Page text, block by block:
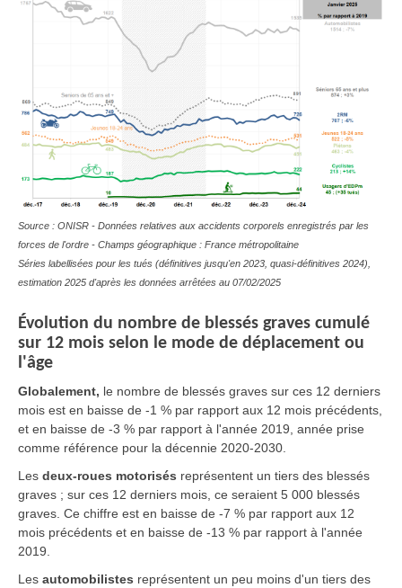
Source : ONISR - Données relatives aux accidents corporels enregistrés par les
forces de l'ordre - Champs géographique : France métropolitaine
Séries labellisées pour les tués (définitives jusqu'en 2023, quasi-définitives 2024),
estimation 2025 d'après les données arrêtées au 07/02/2025
Évolution du nombre de blessés graves cumulé
sur 12 mois selon le mode de déplacement ou
l'âge
Globalement, le nombre de blessés graves sur ces 12 derniers
mois est en baisse de -1 % par rapport aux 12 mois précédents,
et en baisse de -3 % par rapport à l'année 2019, année prise
comme référence pour la décennie 2020-2030.
Les deux-roues motorisés représentent un tiers des blessés
graves ; sur ces 12 derniers mois, ce seraient 5 000 blessés
graves. Ce chiffre est en baisse de -7 % par rapport aux 12
mois précédents et en baisse de -13 % par rapport à l'année
2019.
Les automobilistes représentent un peu moins d'un tiers des